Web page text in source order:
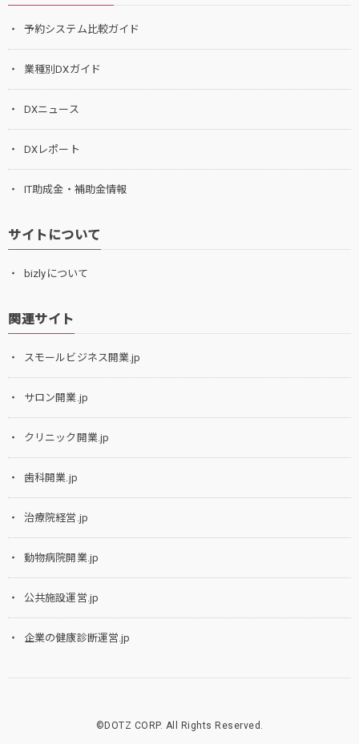
予約システム比較ガイド
業種別DXガイド
DXニュース
DXレポート
IT助成金・補助金情報
サイトについて
bizlyについて
関連サイト
スモールビジネス開業.jp
サロン開業.jp
クリニック開業.jp
歯科開業.jp
治療院経営.jp
動物病院開業.jp
公共施設運営.jp
企業の健康診断運営.jp
©DOTZ CORP. All Rights Reserved.